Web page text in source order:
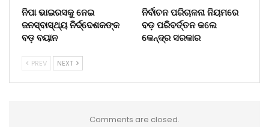
ନିପା ଭାଇରସକୁ ନେଇ
ଜନସ୍ବାସ୍ଥ୍ୟ ନିର୍ଦ୍ଦେଶକଙ୍କ
ବଡ଼ ବୟାନ
ନିର୍ବାଚନ ପରିଚାଳନା ନିୟମରେ
ବଡ଼ ପରିବର୍ତ୍ତନ କଲେ
କେନ୍ଦ୍ର ସରକାର
PREV NEXT
Comments are closed.